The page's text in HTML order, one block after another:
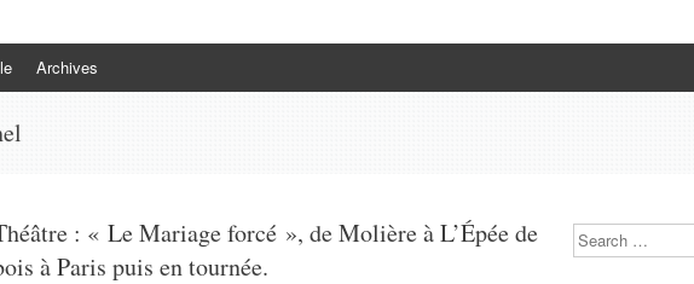
Archives
: « Le Mariage forcé », de Molière à L’Épée de
à Paris puis en tournée.
Search